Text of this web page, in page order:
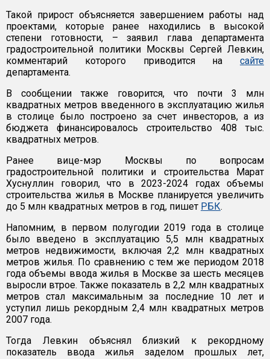
Такой прирост объясняется завершением работы над
проектами, которые ранее находились в высокой
степени готовности, – заявил глава департамента
градостроительной политики Москвы Сергей Левкин,
комментарий которого приводится на сайте
департамента.
В сообщении также говорится, что почти 3 млн
квадратных метров введенного в эксплуатацию жилья
в столице было построено за счет инвесторов, а из
бюджета финансировалось строительство 408 тыс.
квадратных метров.
Ранее вице-мэр Москвы по вопросам
градостроительной политики и строительства Марат
Хуснуллин говорил, что в 2023-2024 годах объемы
строительства жилья в Москве планируется увеличить
до 5 млн квадратных метров в год, пишет РБК.
Напомним, в первом полугодии 2019 года в столице
было введено в эксплуатацию 5,5 млн квадратных
метров недвижимости, включая 2,2 млн квадратных
метров жилья. По сравнению с тем же периодом 2018
года объемы ввода жилья в Москве за шесть месяцев
выросли втрое. Также показатель в 2,2 млн квадратных
метров стал максимальным за последние 10 лет и
уступил лишь рекордным 2,4 млн квадратных метров
2007 года.
Тогда Левкин объяснял близкий к рекордному
показатель ввода жилья заделом прошлых лет,